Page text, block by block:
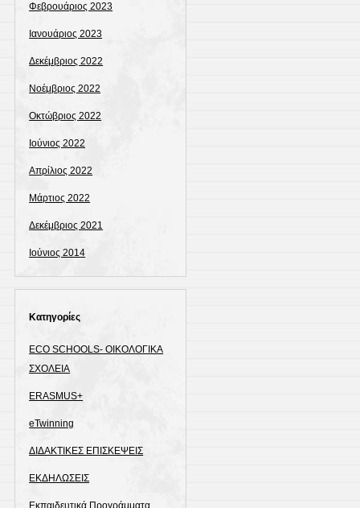
Φεβρουάριος 2023
Ιανουάριος 2023
Δεκέμβριος 2022
Νοέμβριος 2022
Οκτώβριος 2022
Ιούνιος 2022
Απρίλιος 2022
Μάρτιος 2022
Δεκέμβριος 2021
Ιούνιος 2014
Kατηγορίες
ECO SCHOOLS- ΟΙΚΟΛΟΓΙΚΑ
ΣΧΟΛΕΙΑ
ERASMUS+
eTwinning
ΔΙΔΑΚΤΙΚΕΣ ΕΠΙΣΚΕΨΕΙΣ
ΕΚΔΗΛΩΣΕΙΣ
Εκπαιδευτικά Προγράμματα